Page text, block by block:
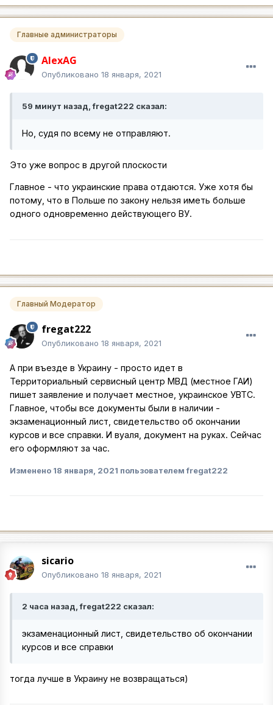
Главные администраторы
AlexAG
Опубликовано 18 января, 2021
59 минут назад, fregat222 сказал:
Но, судя по всему не отправляют.
Это уже вопрос в другой плоскости
Главное - что украинские права отдаются. Уже хотя бы
потому, что в Польше по закону нельзя иметь больше
одного одновременно действующего ВУ.
Главный Модератор
fregat222
Опубликовано 18 января, 2021
А при въезде в Украину - просто идет в
Территориальный сервисный центр МВД (местное ГАИ)
пишет заявление и получает местное, украинское УВТС.
Главное, чтобы все документы были в наличии -
экзаменационный лист, свидетельство об окончании
курсов и все справки. И вуаля, документ на руках. Сейчас
его оформляют за час.
Изменено 18 января, 2021 пользователем fregat222
sicario
Опубликовано 18 января, 2021
2 часа назад, fregat222 сказал:
экзаменационный лист, свидетельство об окончании
курсов и все справки
тогда лучше в Украину не возвращаться)